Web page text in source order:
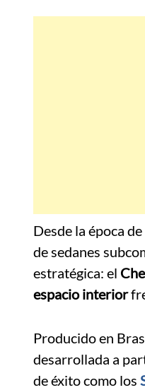
Desde la época
de sedanes
estratégica: el
espacio interior
Producido en
desarrollada a
de éxito como los